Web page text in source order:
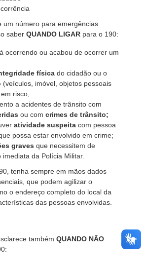
um número para emergências
saber QUANDO LIGAR para o 190:
ocorrendo ou acabou de ocorrer um
física do cidadão ou o
(veículos, imóvel, objetos pessoais
risco;
a acidentes de trânsito com
ou com crimes de trânsito;
atividade suspeita com pessoa
possa estar envolvido em crime;
graves que necessitem de
imediata da Polícia Militar.
tenha sempre em mãos dados
que podem agilizar o
o endereço completo do local da
das pessoas envolvidas.
também QUANDO NÃO